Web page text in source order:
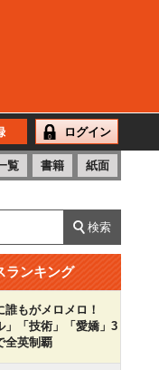
ログイン
覧 書籍 紙面
ランキング
誰もがメロメロ！
」「技術」「愛嬌」3
全英制覇